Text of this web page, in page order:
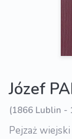
Józef
(1866 Lublin -
Pejzaż wiejski